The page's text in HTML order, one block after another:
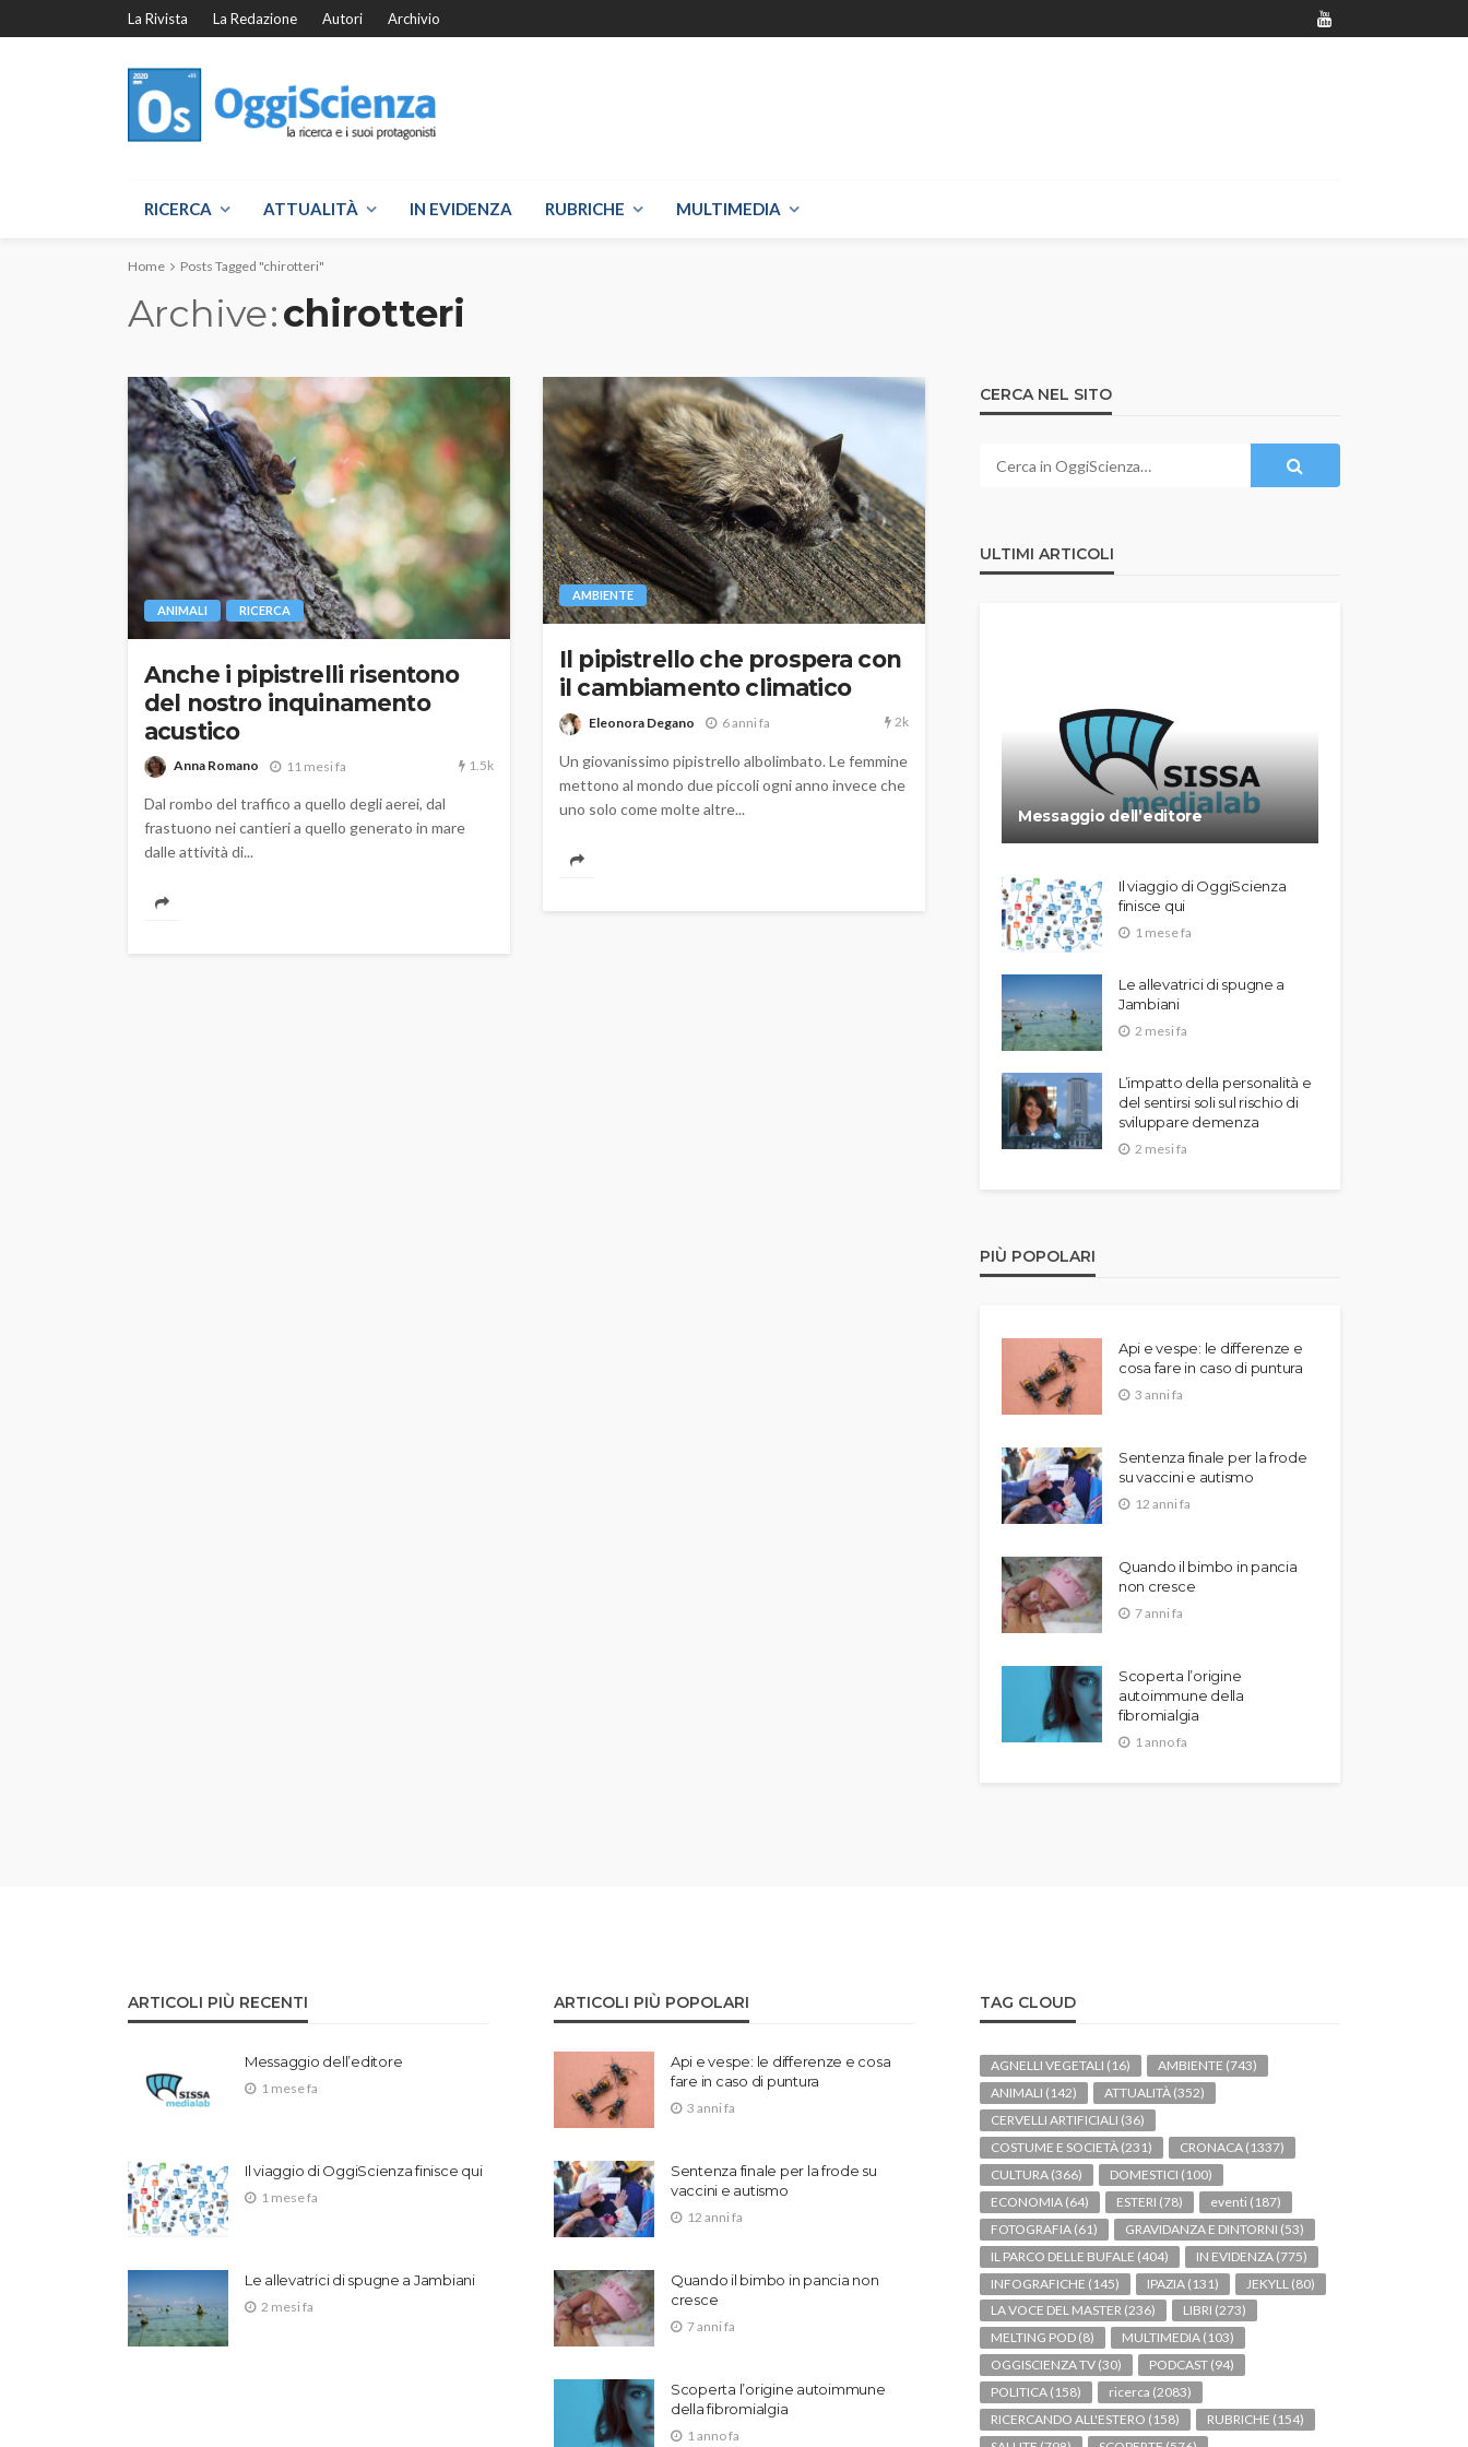
La Rivista La Redazione Autori Archivio
RICERCA ATTUALITÀ IN EVIDENZA RUBRICHE MULTIMEDIA
Home Posts Tagged "chirotteri"
Archive chirotteri
ANIMALI RICERCA
Anche i pipistrelli risentono
del nostro inquinamento
acustico
Anna Romano 11 mesi fa 1.5k
Dal rombo del traffico a quello degli aerei, dal
frastuono nei cantieri a quello generato in mare
dalle attività di...
AMBIENTE
Il pipistrello che prospera con
il cambiamento climatico
Eleonora Degano 6 anni fa 2k
Un giovanissimo pipistrello albolimbato. Le femmine
mettono al mondo due piccoli ogni anno invece che
uno solo come molte altre...
CERCA NEL SITO
ULTIMI ARTICOLI
Messaggio dell’editore
Il viaggio di OggiScienza
finisce qui
1 mese fa
Le allevatrici di spugne a
Jambiani
2 mesi fa
L’impatto della personalità e
del sentirsi soli sul rischio di
sviluppare demenza
2 mesi fa
PIÙ POPOLARI
Api e vespe: le differenze e
cosa fare in caso di puntura
3 anni fa
Sentenza finale per la frode
su vaccini e autismo
12 anni fa
Quando il bimbo in pancia
non cresce
7 anni fa
Scoperta l’origine
autoimmune della
fibromialgia
1 anno fa
ARTICOLI PIÙ RECENTI
Messaggio dell’editore
1 mese fa
Il viaggio di OggiScienza finisce qui
1 mese fa
Le allevatrici di spugne a Jambiani
2 mesi fa
ARTICOLI PIÙ POPOLARI
Api e vespe: le differenze e cosa
fare in caso di puntura
3 anni fa
Sentenza finale per la frode su
vaccini e autismo
12 anni fa
Quando il bimbo in pancia non
cresce
7 anni fa
Scoperta l’origine autoimmune
della fibromialgia
1 anno fa
TAG CLOUD
AGNELLI VEGETALI (16) AMBIENTE (743)
ANIMALI (142) ATTUALITÀ (352)
CERVELLI ARTIFICIALI (36)
COSTUME E SOCIETÀ (231) CRONACA (1337)
CULTURA (366) DOMESTICI (100)
ECONOMIA (64) ESTERI (78) eventi (187)
FOTOGRAFIA (61) GRAVIDANZA E DINTORNI (53)
IL PARCO DELLE BUFALE (404) IN EVIDENZA (775)
INFOGRAFICHE (145) IPAZIA (131) JEKYLL (80)
LA VOCE DEL MASTER (236) LIBRI (273)
MELTING POD (8) MULTIMEDIA (103)
OGGISCIENZA TV (30) PODCAST (94)
POLITICA (158) ricerca (2083)
RICERCANDO ALL'ESTERO (158) RUBRICHE (154)